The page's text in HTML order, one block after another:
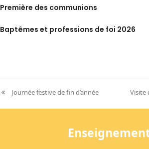
Première des communions
Baptêmes et professions de foi 2026
previous
post:
Journée festive de fin d’année
next
post:
Visite